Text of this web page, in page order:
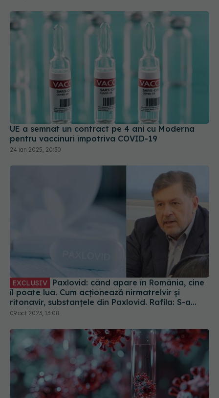
UE a semnat un contract pe 4 ani cu Moderna
pentru vaccinuri împotriva COVID-19
24 ian 2025, 20:30
EXCLUSIV
îl poate lua. Cum acționează nirmatrelvir și
ritonavir, substanțele din Paxlovid. Rafila: S-a
semnat contractul. Va fi disponibil la
09 oct 2023, 13:08